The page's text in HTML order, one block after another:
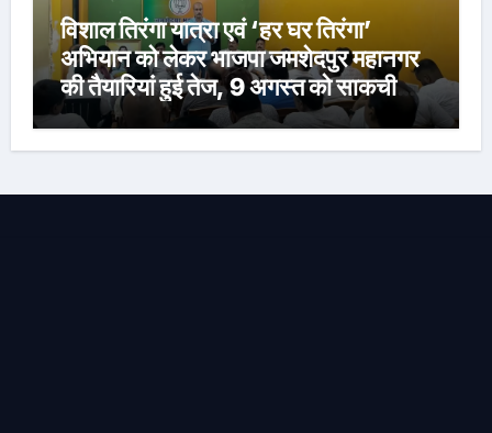
विशाल तिरंगा यात्रा एवं ‘हर घर तिरंगा’
अभियान को लेकर भाजपा जमशेदपुर महानगर
की तैयारियां हुई तेज, 9 अगस्त को साकची
नेताजी सुभाष मैदान से निकलेगी विशाल तिरंगा
यात्रा